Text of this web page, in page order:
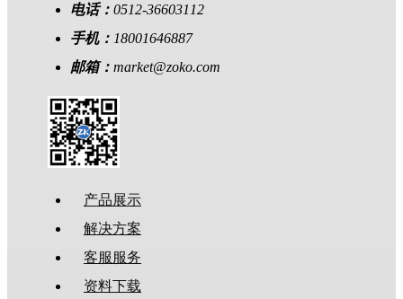
电话： 0512-36603112
手机： 18001646887
邮箱： market@zoko.com
产品展示
解决方案
客服服务
资料下载